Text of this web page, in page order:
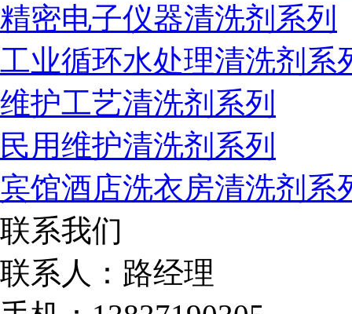
精密电子仪器清洗剂系列
工业循环水处理清洗剂系
维护工艺清洗剂系列
民用维护清洗剂系列
宾馆酒店洗衣房清洗剂系
联系我们
联系人：路经理